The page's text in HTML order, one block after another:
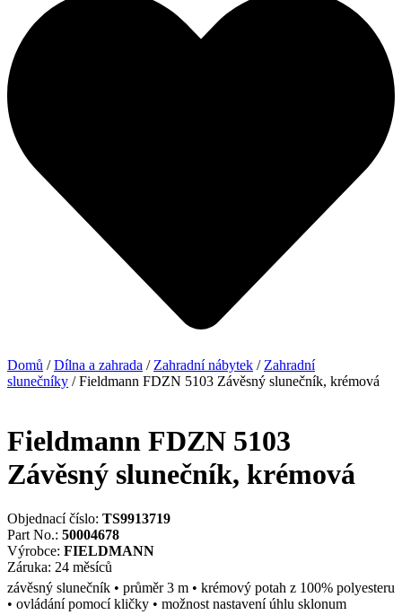
Domů /Dílna a zahrada / Zahradní nábytek / Zahradní
slunečníky / Fieldmann FDZN 5103 Závěsný slunečník, krémová
Fieldmann FDZN 5103
Závěsný slunečník, krémová
Objednací číslo: TS9913719
Part No.: 50004678
Výrobce: FIELDMANN
Záruka: 24 měsíců
závěsný slunečník • průměr 3 m • krémový potah z 100% polyesteru
• ovládání pomocí kličky • možnost nastavení úhlu sklonum